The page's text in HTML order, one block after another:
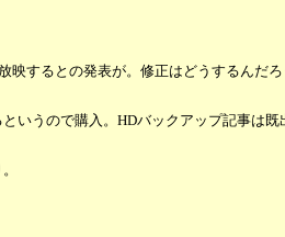
するとの発表が。修正はどうするんだろ
うので購入。HDバックアップ記事は既